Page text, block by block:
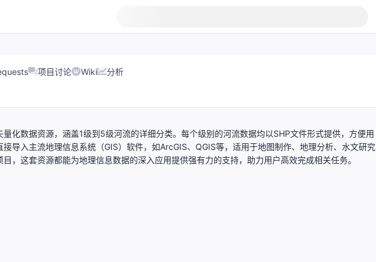
项目讨论 Wiki 分析
化数据资源，涵盖1级到5级河流的详细分类。每个级别的河流数据均以SHP文件形式提供，方便用
导入主流地理信息系统（GIS）软件，如ArcGIS、QGIS等，适用于地图制作、地理分析、水文研究
，这套资源都能为地理信息数据的深入应用提供强有力的支持，助力用户高效完成相关任务。